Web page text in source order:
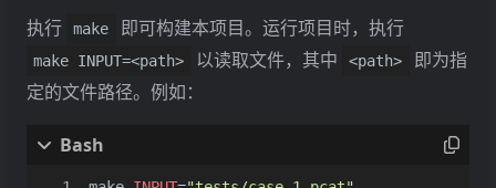
执行 make 即可构建本项目。运行项目时，执行
make INPUT=<path> 以读取文件，其中 <path>
即为指
定的文件路径。例如：